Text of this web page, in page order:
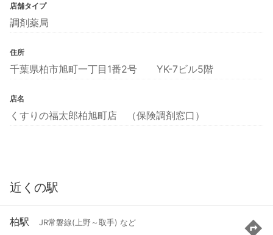
店舗タイプ
調剤薬局
住所
千葉県柏市旭町一丁目1番2号 YK-7ビル5階
店名
くすりの福太郎柏旭町店 （保険調剤窓口）
近くの駅
柏駅 JR常磐線(上野～取手) など